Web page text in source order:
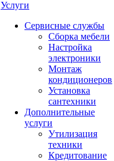
Услуги
Сервисные службы
Сборка мебели
Настройка
электроники
Монтаж
кондиционеров
Установка
сантехники
Дополнительные
услуги
Утилизация
техники
Кредитование